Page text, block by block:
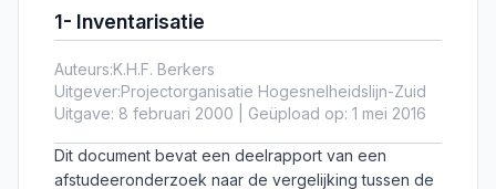
1- Inventarisatie
Auteurs:K.H.F. Berkers
Uitgever:Projectorganisatie Hogesnelheidslijn-Zuid
Uitgave: 8 februari 2000 | Geüpload op: 1 mei 2016
Dit document bevat een deelrapport van een
afstudeeronderzoek naar de vergelijking tussen de